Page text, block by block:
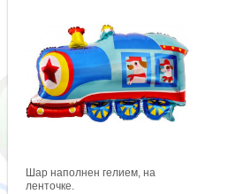
Шар наполнен гелием, на
ленточке.